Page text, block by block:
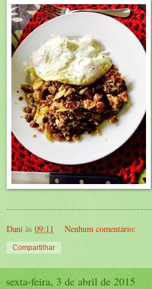
Dani às 09:11 Nenhum comentário:
Compartilhar
sexta-feira, 3 de abril de 2015